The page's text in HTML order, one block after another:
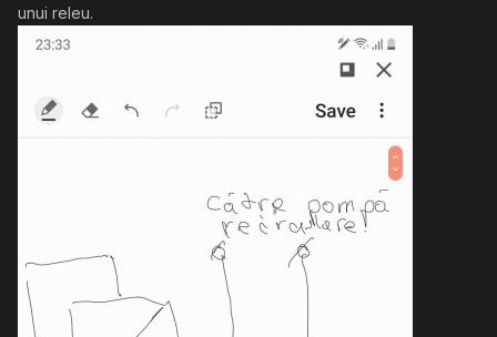
unui releu.